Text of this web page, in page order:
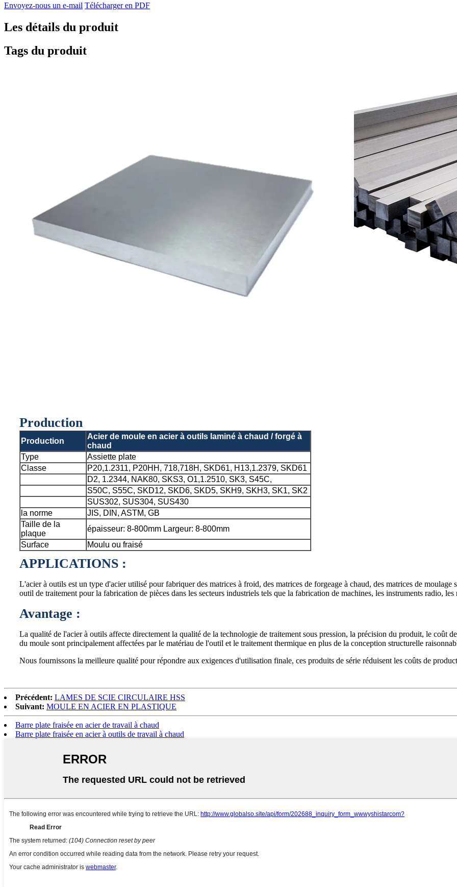
Envoyez-nous un e-mail Télécharger en PDF
Les détails du produit
Tags du produit
Production
Production
Acier de moule en acier à outils laminé à chaud / forgé à
chaud
Type
Assiette plate
Classe
P20,1.2311, P20HH, 718,718H, SKD61, H13,1.2379, SKD61
D2, 1.2344, NAK80, SKS3, O1,1.2510, SK3, S45C,
S50C, S55C, SKD12, SKD6, SKD5, SKH9, SKH3, SK1, SK2
SUS302, SUS304, SUS430
la norme
JIS, DIN, ASTM, GB
Taille de la
plaque
épaisseur: 8-800mm Largeur: 8-800mm
Surface
Moulu ou fraisé
APPLICATIONS :
L'acier à outils est un type d'acier utilisé pour fabriquer des matrices à froid, des matrices de forgeage à chaud, des matrices de
outil de traitement pour la fabrication de pièces dans les secteurs industriels tels que la fabrication de machines, les instruments radio, les
Avantage :
La qualité de l'acier à outils affecte directement la qualité de la technologie de traitement sous pression, la précision du produit, le coût
du moule sont principalement affectées par le matériau de l'outil et le traitement thermique en plus de la conception structurelle
Nous fournissons la meilleure qualité pour répondre aux exigences d'utilisation finale, ces produits de série réduisent les coûts de
Précédent: LAMES DE SCIE CIRCULAIRE HSS
Suivant: MOULE EN ACIER EN PLASTIQUE
Barre plate fraisée en acier de travail à chaud
Barre plate fraisée en acier à outils de travail à chaud